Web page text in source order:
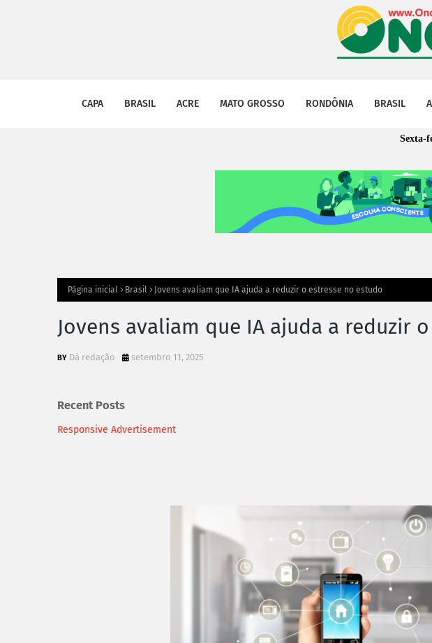
CAPA BRASIL ACRE MATO GROSSO RONDÔNIA BRASIL
Sexta-
Página inicial Brasil Jovens avaliam que IA ajuda a reduzir o estresse no estudo
Jovens avaliam que IA ajuda a reduzir
Dá redação setembro 11, 2025
Recent Posts
Responsive Advertisement